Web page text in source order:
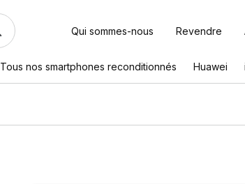
Qui sommes-nous Revendre
Tous nos smartphones reconditionnés Huawei